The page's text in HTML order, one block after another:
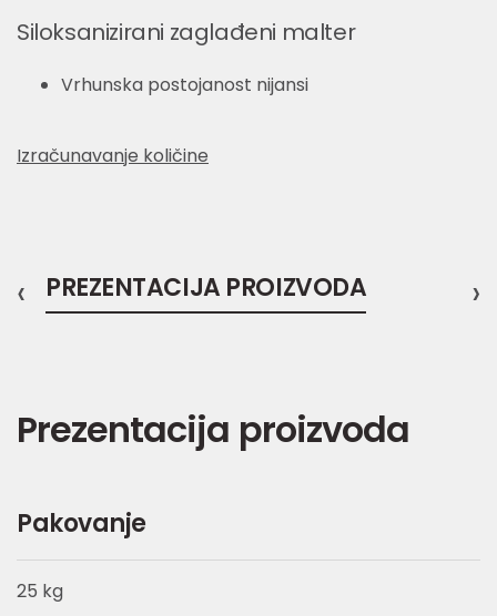
Siloksanizirani zaglađeni malter
Vrhunska postojanost nijansi
Izračunavanje količine
PREZENTACIJA PROIZVODA
‹ ›
Prezentacija proizvoda
Pakovanje
25 kg